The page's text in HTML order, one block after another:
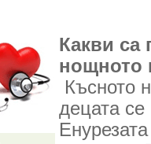
Какви са
нощното
Късното
децата се